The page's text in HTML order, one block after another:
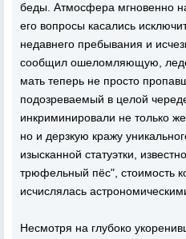
беды. Атмосфера мгновенно
его вопросы касались
недавнего пребывания и
сообщил ошеломляющую,
мать теперь не просто
подозреваемый в целой
инкриминировали не только
но и дерзкую кражу
изысканной статуэтки,
трюфельный пёс", стоимость
исчислялась
Несмотря на глубоко